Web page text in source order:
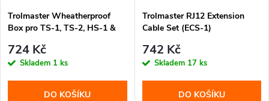
Trolmaster Wheatherproof
Box pro TS-1, TS-2, HS-1 &
724 Kč
Skladem 1 ks
DO KOŠÍKU
Trolmaster RJ12 Extension
Cable Set (ECS-1)
742 Kč
Skladem 17 ks
DO KOŠÍKU